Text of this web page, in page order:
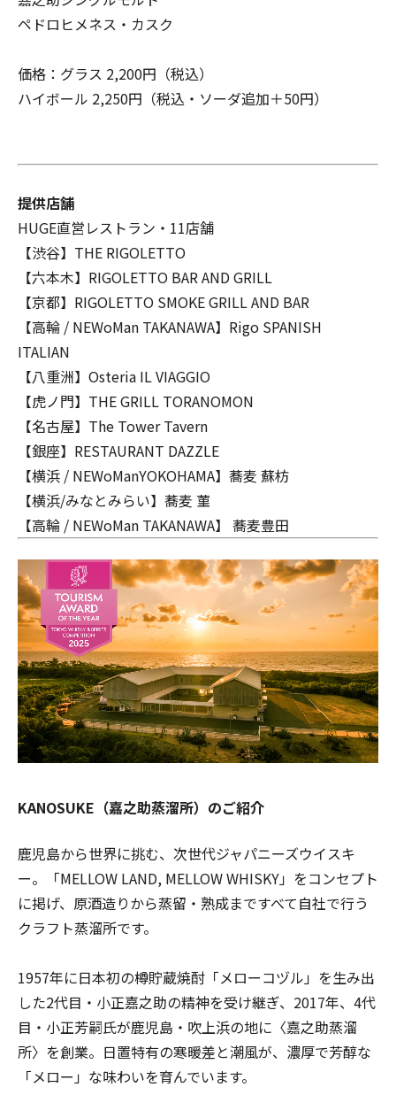
ペドロヒメネス・カスク
価格：グラス 2,200円（税込）
ハイボール 2,250円（税込・ソーダ追加＋50円）
提供店舗
HUGE直営レストラン・11店舗
【渋谷】THE RIGOLETTO
【六本木】RIGOLETTO BAR AND GRILL
【京都】RIGOLETTO SMOKE GRILL AND BAR
【高輪 / NEWoMan TAKANAWA】Rigo SPANISH
ITALIAN
【八重洲】Osteria IL VIAGGIO
【虎ノ門】THE GRILL TORANOMON
【名古屋】The Tower Tavern
【銀座】RESTAURANT DAZZLE
【横浜 / NEWoManYOKOHAMA】蕎麦 蘇枋
【横浜/みなとみらい】蕎麦 菫
【高輪 / NEWoMan TAKANAWA】 蕎麦豊田
KANOSUKE（嘉之助蒸溜所）のご紹介
鹿児島から世界に挑む、次世代ジャパニーズウイスキ
ー。「MELLOW LAND, MELLOW WHISKY」をコンセプト
に掲げ、原酒造りから蒸留・熟成まですべて自社で行う
クラフト蒸溜所です。
1957年に日本初の樽貯蔵焼酎「メローコヅル」を生み出
した2代目・小正嘉之助の精神を受け継ぎ、2017年、4代
目・小正芳嗣氏が鹿児島・吹上浜の地に〈嘉之助蒸溜
所〉を創業。日置特有の寒暖差と潮風が、濃厚で芳醇な
「メロー」な味わいを育んでいます。